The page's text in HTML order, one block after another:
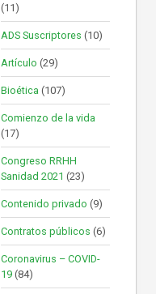
(11)
ADS Suscriptores (10)
Artículo (29)
Bioética (107)
Comienzo de la vida
(17)
Congreso RRHH
Sanidad 2021 (23)
Contenido privado (9)
Contratos públicos (6)
Coronavirus – COVID-
19 (84)